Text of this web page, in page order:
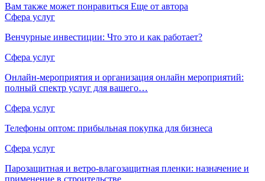
Вам также может понравиться Еще от автора
Сфера услуг
Венчурные инвестиции: Что это и как работает?
Сфера услуг
Онлайн-мероприятия и организация онлайн мероприятий:
полный спектр услуг для вашего…
Сфера услуг
Телефоны оптом: прибыльная покупка для бизнеса
Сфера услуг
Парозащитная и ветро-влагозащитная пленки: назначение и
применение в строительстве